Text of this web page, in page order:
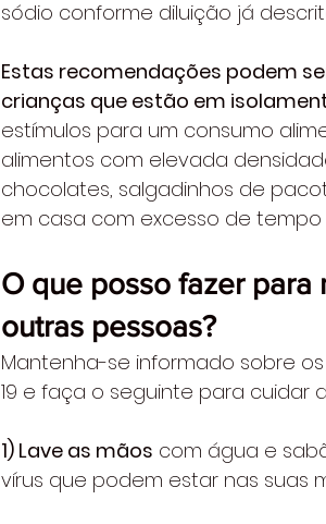
sódio conforme diluição já
Estas recomendações podem
crianças que estão em
estímulos para um consumo
alimentos com elevada
chocolates, salgadinhos de
em casa com excesso de
O que posso fazer para
outras pessoas?
Mantenha-se informado sobre
19 e faça o seguinte para cuidar
1) Lave as mãos com água e
vírus que podem estar nas suas